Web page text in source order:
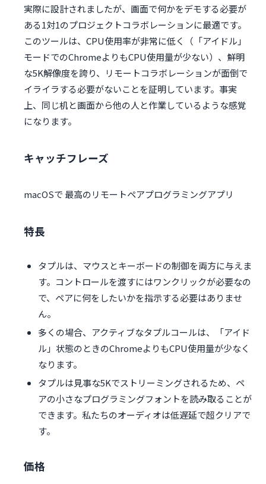
実際に設計されましたが、画面で何かをデモする必要が
ある1対1のプロジェクトコラボレーションに最適です。
このツールは、CPU使用率が非常に低く（「アイドル」
モードでのChromeよりもCPU使用量が少ない）、鮮明
な5K解像度を誇り、リモートコラボレーションが面倒で
イライラする必要がないことを証明しています。事実
上、同じ机と画面から他の人と作業しているような感覚
になります。
キャッチフレーズ
macOSで 最高のリモートペアプログラミングアプリ
特長
タプルは、マウスとキーボードの制御を両方に与えま
す。コントロールを渡すにはワンクリックが必要なの
で、ペアに何をしたいかを指示する必要はありませ
ん。
多くの場合、アクティブなタプルコールは、「アイド
ル」状態のときのChromeよりもCPU使用量が少なく
なります。
タプルは見事な5Kでストリーミングされるため、ペ
アの小さなプログラミングフォントを読み取ることが
できます。私たちのオーディオは低遅延で超クリアで
す。
価格